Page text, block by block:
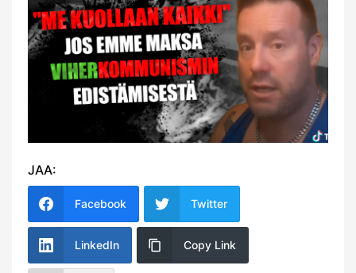
JAA:
Facebook Twitter
LinkedIn Copy Link